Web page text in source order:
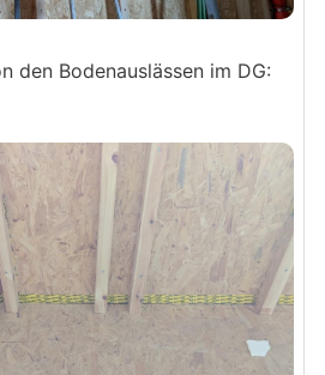
den Bodenauslässen im DG: